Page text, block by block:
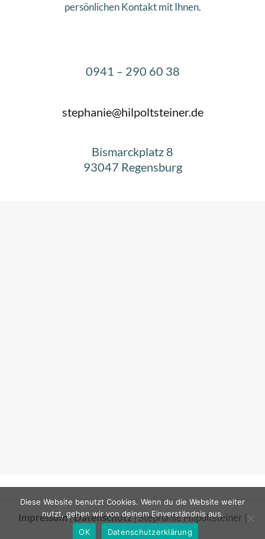
persönlichen Kontakt mit Ihnen.
0941 – 290 60 38
stephanie@hilpoltsteiner.de
Bismarckplatz 8
93047 Regensburg
Impressum|Datenschutz| Stephanie Hilpoltsteiner |
2018
Diese Website benutzt Cookies. Wenn du die Website weiter
nutzt, gehen wir von deinem Einverständnis aus.
OK
Datenschutzerklärung